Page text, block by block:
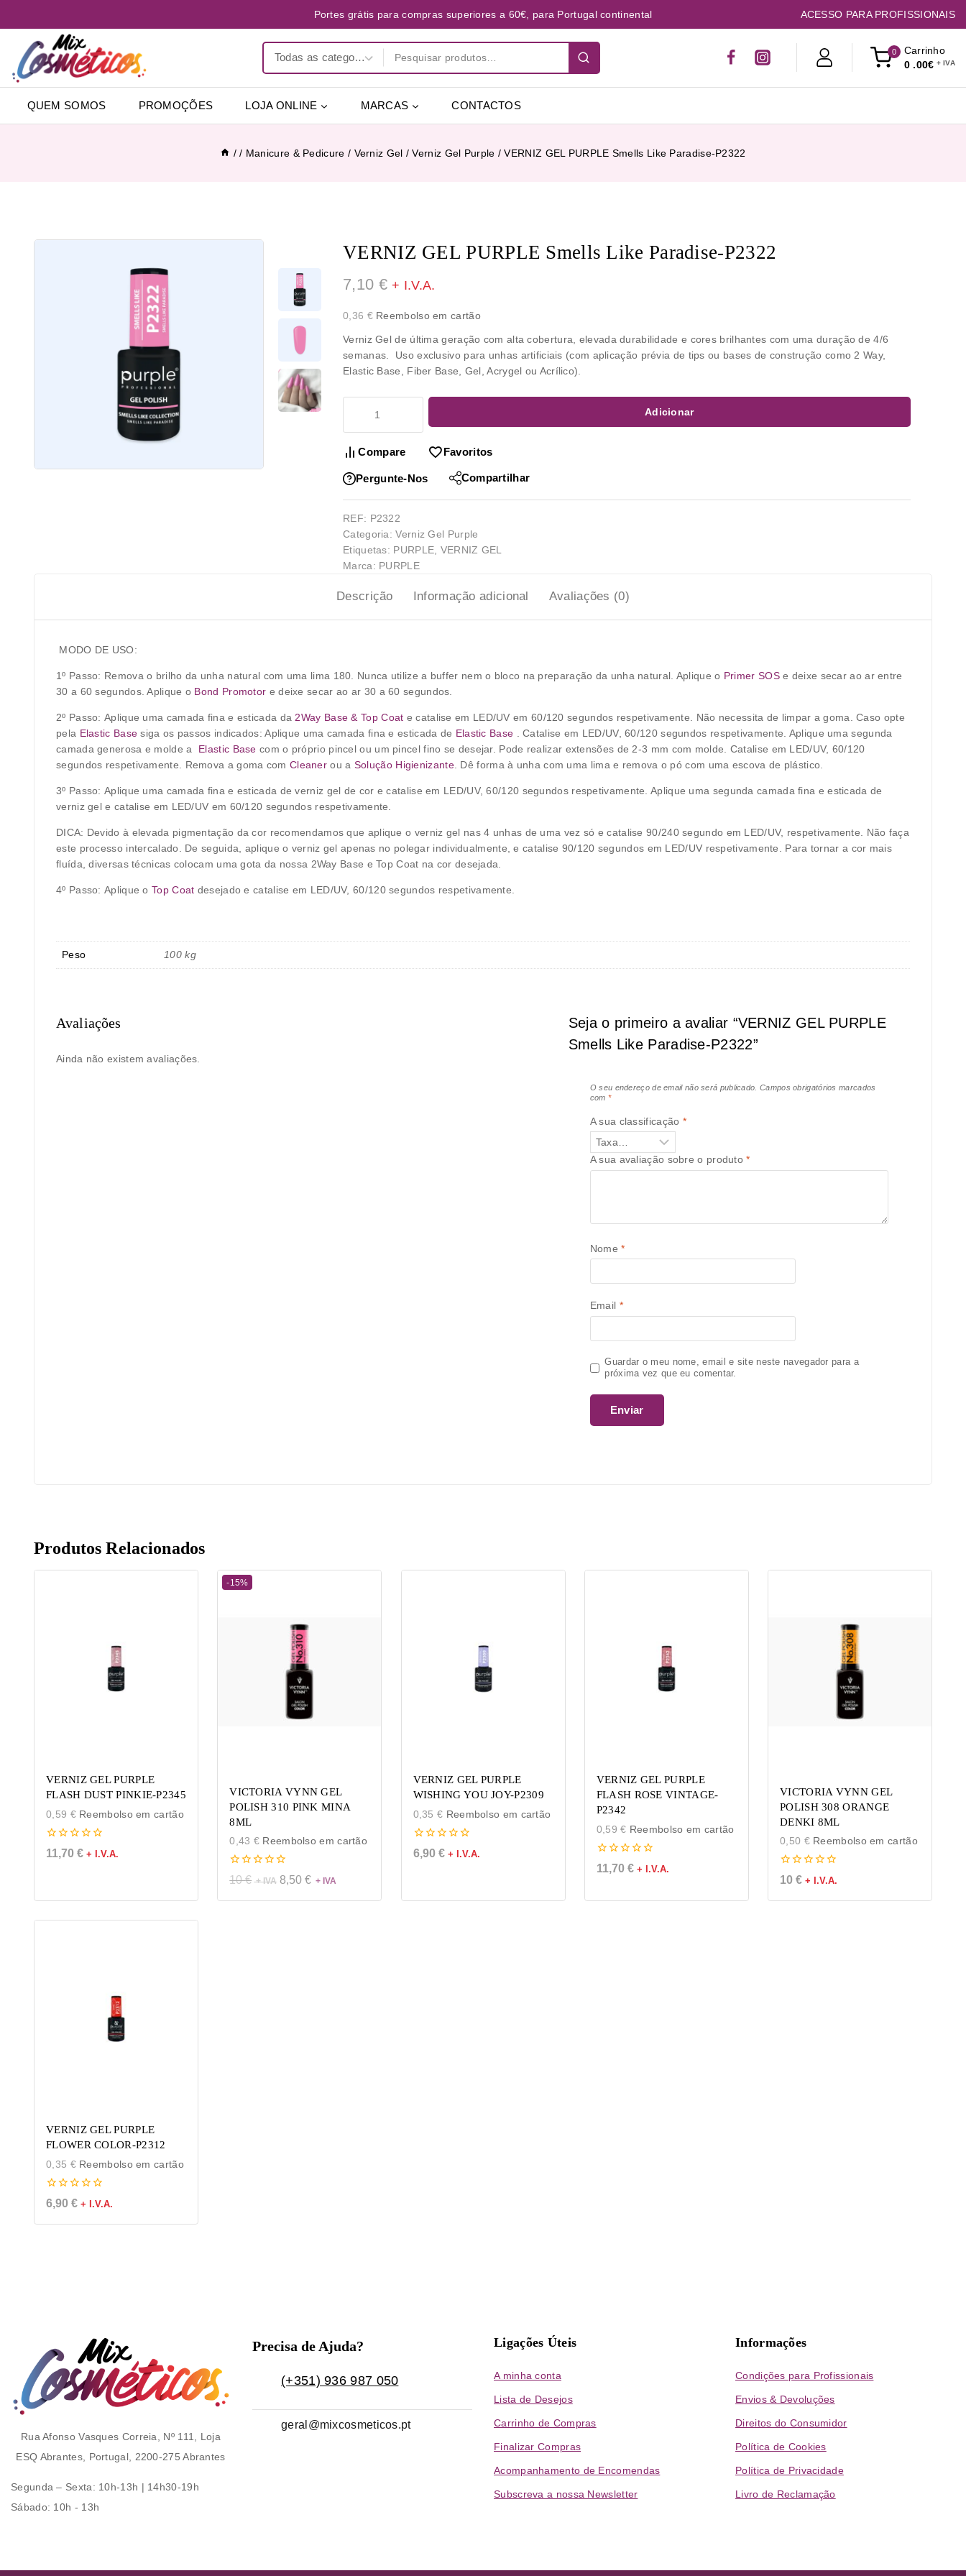
Portes grátis para compras superiores a 60€, para Portugal continental ACESSO PARA PROFISSIONAIS
0
Carrinho
0 .00€
QUEM SOMOS PROMOÇÕES LOJA ONLINE MARCAS CONTACTOS
/ / Manicure & Pedicure / Verniz Gel / Verniz Gel Purple / VERNIZ GEL PURPLE Smells Like Paradise-P2322
VERNIZ GEL PURPLE Smells Like Paradise-P2322
7,10 € + I.V.A.
0,36 €Reembolso em cartão
Verniz Gel de última geração com alta cobertura, elevada durabilidade e cores brilhantes com uma duração de 4/6
semanas. Uso exclusivo para unhas artificiais (com aplicação prévia de tips ou bases de construção como 2 Way,
Elastic Base, Fiber Base, Gel, Acrygel ou Acrílico).
Adicionar
Compare Favoritos
Pergunte-Nos Compartilhar
REF: P2322
Categoria:Verniz Gel Purple
Etiquetas: PURPLE VERNIZ GEL
Marca: PURPLE
Descrição Informação adicional Avaliações (0)
MODO DE USO:
1º Passo: Remova o brilho da unha natural com uma lima 180. Nunca utilize a buffer nem o bloco na preparação da unha natural. Aplique o Primer SOSe deixe secar ao ar entre
30 a 60 segundos. Aplique o Bond Promotor e deixe secar ao ar 30 a 60 segundos.
2º Passo: Aplique uma camada fina e esticada da 2Way Base & Top Coat e catalise em LED/UV em 60/120 segundos respetivamente. Não necessita de limpar a goma. Caso opte
pela Elastic Base siga os passos indicados: Aplique uma camada fina e esticada de Elastic Base
. Catalise em LED/UV, 60/120 segundos respetivamente. Aplique uma segunda
camada generosa e molde a
Elastic Base com o próprio pincel ou um pincel fino se desejar. Pode realizar extensões de 2-3 mm com molde. Catalise em LED/UV, 60/120
segundos respetivamente. Remova a goma com Cleaner ou a Solução Higienizante. Dê forma à unha com uma lima e remova o pó com uma escova de plástico.
3º Passo: Aplique uma camada fina e esticada de verniz gel de cor e catalise em LED/UV, 60/120 segundos respetivamente. Aplique uma segunda camada fina e esticada de
verniz gel e catalise em LED/UV em 60/120 segundos respetivamente.
DICA: Devido à elevada pigmentação da cor recomendamos que aplique o verniz gel nas 4 unhas de uma vez só e catalise 90/240 segundo em LED/UV, respetivamente. Não faça
este processo intercalado. De seguida, aplique o verniz gel apenas no polegar individualmente, e catalise 90/120 segundos em LED/UV respetivamente. Para tornar a cor mais
fluída, diversas técnicas colocam uma gota da nossa 2Way Base e Top Coat na cor desejada.
4º Passo: Aplique oTop Coat desejado e catalise em LED/UV, 60/120 segundos respetivamente.
Peso 100 kg
Avaliações
Ainda não existem avaliações.
Seja o primeiro a avaliar “VERNIZ GEL PURPLE
Smells Like Paradise-P2322”
O seu endereço de email não será publicado. Campos obrigatórios marcados
com *
A sua classificação *
A sua avaliação sobre o produto*
Nome*
Email *
Guardar o meu nome, email e site neste navegador para a
próxima vez que eu comentar.
Produtos Relacionados
VERNIZ GEL PURPLE
FLASH DUST PINKIE-P2345
0,59 €Reembolso em cartão
0
de
11,70 € + I.V.A.
-15%
VICTORIA VYNN GEL
POLISH 310 PINK MINA
8ML
0,43 € Reembolso em cartão
0
de
10€ 8,50€
VERNIZ GEL PURPLE
WISHING YOU JOY-P2309
0,35 € Reembolso em cartão
0
de
6,90 € + I.V.A.
VERNIZ GEL PURPLE
FLASH ROSE VINTAGE-
P2342
0,59€ Reembolso em cartão
0
de
11,70 € + I.V.A.
VICTORIA VYNN GEL
POLISH 308 ORANGE
DENKI 8ML
0,50 €Reembolso em cartão
0
de
10 € + I.V.A.
VERNIZ GEL PURPLE
FLOWER COLOR-P2312
0,35 €Reembolso em cartão
0
de
6,90 € + I.V.A.
Rua Afonso Vasques Correia, Nº 111, Loja
ESQ Abrantes, Portugal, 2200-275 Abrantes
Segunda – Sexta: 10h-13h | 14h30-19h
Sábado: 10h - 13h
Precisa de Ajuda?
(+351) 936 987 050
geral@mixcosmeticos.pt
Ligações Úteis
A minha conta
Lista de Desejos
Carrinho de Compras
Finalizar Compras
Acompanhamento de Encomendas
Subscreva a nossa Newsletter
Informações
Condições para Profissionais
Envios & Devoluções
Direitos do Consumidor
Política de Cookies
Política de Privacidade
Livro de Reclamação